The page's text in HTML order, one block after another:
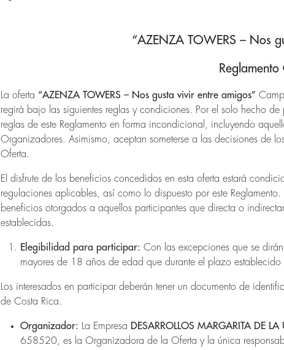
“AZENZA TOWERS – Nos
Reglamento
La oferta “AZENZA TOWERS – Nos gusta vivir entre amigos”
regirá bajo las siguientes reglas y condiciones. Por el solo hecho
reglas de este Reglamento en forma incondicional, incluyendo
Organizadores. Asimismo, aceptan someterse a las decisiones de
Oferta.
El disfrute de los beneficios concedidos en esta oferta estará
regulaciones aplicables, así como lo dispuesto por este
beneficios otorgados a aquellos participantes que directa o
establecidas.
Elegibilidad para participar: Con las excepciones que se
mayores de 18 años de edad que durante el plazo
Los interesados en participar deberán tener un documento de
de Costa Rica.
Organizador: La Empresa DESARROLLOS MARGARITA DE
658520, es la Organizadora de la Oferta y la única